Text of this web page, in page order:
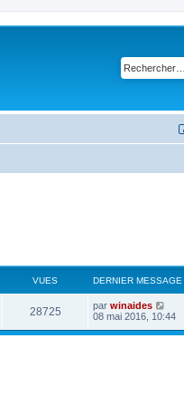
VUES DERNIER MESSAGE
28725 par winaides
08 mai 2016, 10:44